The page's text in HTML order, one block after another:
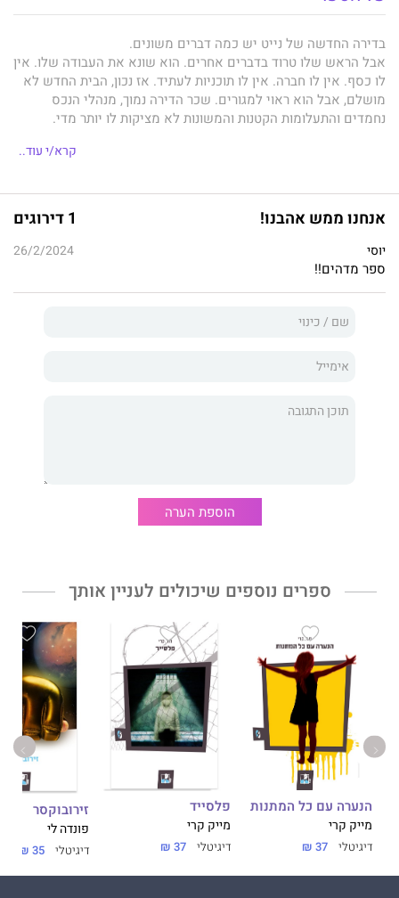
בדירה החדשה של נייט יש כמה דברים משונים.
אבל הראש שלו טרוד בדברים אחרים. הוא שונא את העבודה שלו. אין
לו כסף. אין לו חברה. אין לו תוכניות לעתיד. אז נכון, הבית החדש לא
מושלם, אבל הוא ראוי למגורים. שכר הדירה נמוך, מנהלי הנכס
נחמדים והתעלומות הקטנות והמשונות לא מציקות לו יותר מדי.
יוצא דופן בדירה שלה. ובדירה של זילא. ושל טים. ושל ויק.
שתיים. תעלומות המתפרשות על פני מאה שנה. כמה מהן גלויות לעין.
אחרות מסתתרות מאחורי דלתות נעולות. וביחד הן עלולות להביא
לסופם של נייט וחבריו.
או לסוף העולם…
פיטר קליינספרסם אינספור מאמרים על תעשיית הקולנוע
קרא/י עוד..
אנחנו ממש אהבנו! 1 דירוגים
יוסי 26/2/2024
ספר מדהים!!
הוספת הערה
ספרים נוספים שיכולים לעניין אותך
הנערה עם כל המתנות
מייק קרי
דיגיטלי 37 ₪
פלסייד
מייק קרי
דיגיטלי 37 ₪
זירובוקסר
פונדה לי
דיגיטלי 35 ₪